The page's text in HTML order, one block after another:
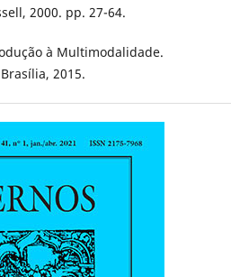
2000. pp. 27-64.
à Multimodalidade.
2015.